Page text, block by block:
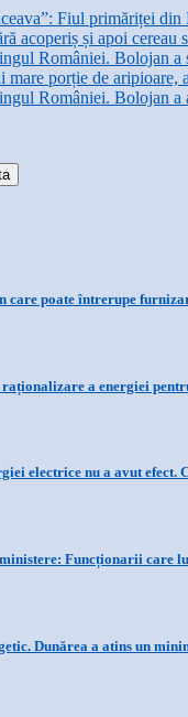
Fiul primăriței din
acoperiș și apoi
României. Bolojan
porție de
României. Bolojan
care poate întrerupe
a energiei
electrice nu a avut
ministere: Funcționarii care
Dunărea a atins un